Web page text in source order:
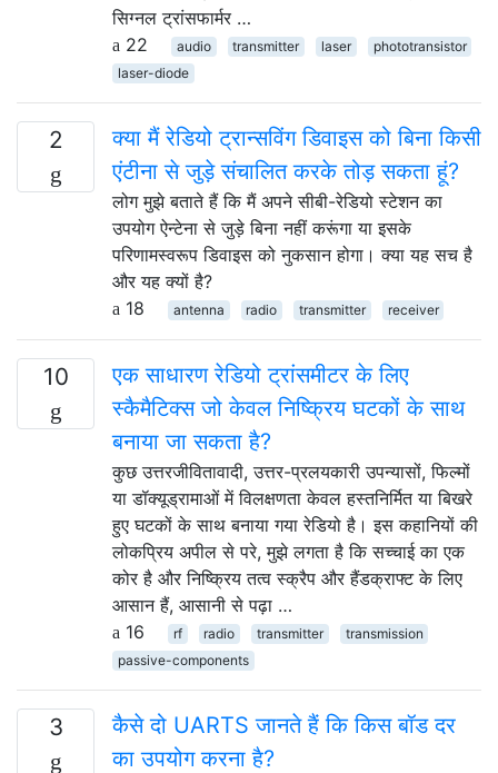
सिग्नल ट्रांसफार्मर …
22
audio transmitter laser
phototransistor
laser-diode
2
क्या मैं रेडियो ट्रान्सविंग डिवाइस को बिना किसी
एंटीना से जुड़े संचालित करके तोड़ सकता हूं?
लोग मुझे बताते हैं कि मैं अपने सीबी-रेडियो स्टेशन का
उपयोग ऐन्टेना से जुड़े बिना नहीं करूंगा या इसके
परिणामस्वरूप डिवाइस को नुकसान होगा। क्या यह सच है
और यह क्यों है?
18
antenna radio transmitter receiver
10
एक साधारण रेडियो ट्रांसमीटर के लिए
स्कैमैटिक्स जो केवल निष्क्रिय घटकों के साथ
बनाया जा सकता है?
कुछ उत्तरजीवितावादी, उत्तर-प्रलयकारी उपन्यासों, फिल्मों
या डॉक्यूड्रामाओं में विलक्षणता केवल हस्तनिर्मित या बिखरे
हुए घटकों के साथ बनाया गया रेडियो है। इस कहानियों की
लोकप्रिय अपील से परे, मुझे लगता है कि सच्चाई का एक
कोर है और निष्क्रिय तत्व स्क्रैप और हैंडक्राफ्ट के लिए
आसान हैं, आसानी से पढ़ा …
16
rf radio transmitter
transmission
passive-components
3
कैसे दो UARTS जानते हैं कि किस बॉड दर
का उपयोग करना है?